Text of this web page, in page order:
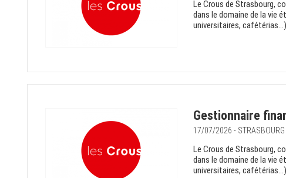
Le Crous de Strasbourg,
dans le domaine de la vie
universitaires,
Gestionnaire
17/07/2026 - STRASBOURG
Le Crous de Strasbourg,
dans le domaine de la vie
universitaires,